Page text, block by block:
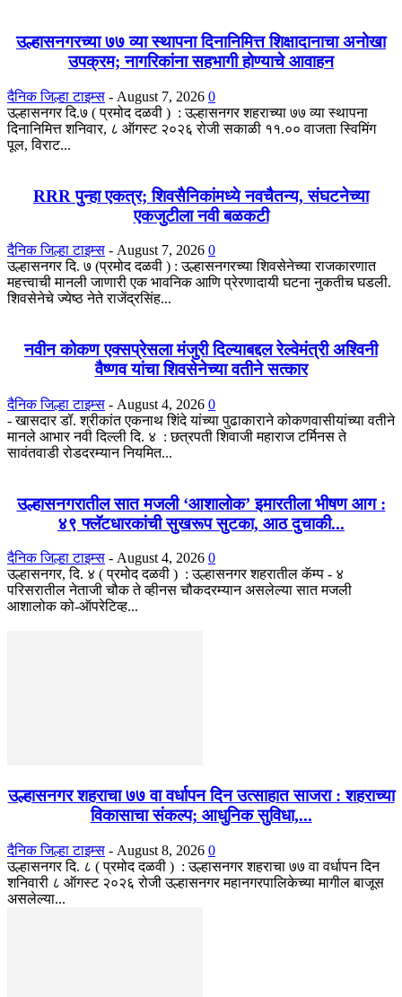
उल्हासनगरच्या ७७ व्या स्थापना दिनानिमित्त शिक्षादानाचा अनोखा
उपक्रम; नागरिकांना सहभागी होण्याचे आवाहन
दैनिक जिल्हा टाइम्स - August 7, 2026 0
उल्हासनगर दि.७ ( प्रमोद दळवी ) : उल्हासनगर शहराच्या ७७ व्या स्थापना
दिनानिमित्त शनिवार, ८ ऑगस्ट २०२६ रोजी सकाळी ११.०० वाजता स्विमिंग
पूल, विराट...
RRR पुन्हा एकत्र; शिवसैनिकांमध्ये नवचैतन्य, संघटनेच्या
एकजुटीला नवी बळकटी
दैनिक जिल्हा टाइम्स - August 7, 2026 0
उल्हासनगर दि. ७ (प्रमोद दळवी ) : उल्हासनगरच्या शिवसेनेच्या राजकारणात
महत्त्वाची मानली जाणारी एक भावनिक आणि प्रेरणादायी घटना नुकतीच घडली.
शिवसेनेचे ज्येष्ठ नेते राजेंद्रसिंह...
नवीन कोकण एक्सप्रेसला मंजुरी दिल्याबद्दल रेल्वेमंत्री अश्विनी
वैष्णव यांचा शिवसेनेच्या वतीने सत्कार
दैनिक जिल्हा टाइम्स - August 4, 2026 0
- खासदार डॉ. श्रीकांत एकनाथ शिंदे यांच्या पुढाकाराने कोकणवासीयांच्या वतीने
मानले आभार नवी दिल्ली दि. ४ : छत्रपती शिवाजी महाराज टर्मिनस ते
सावंतवाडी रोडदरम्यान नियमित...
उल्हासनगरातील सात मजली ‘आशालोक’ इमारतीला भीषण आग :
४९ फ्लॅटधारकांची सुखरूप सुटका, आठ दुचाकी...
दैनिक जिल्हा टाइम्स - August 4, 2026 0
उल्हासनगर, दि. ४ ( प्रमोद दळवी ) : उल्हासनगर शहरातील कॅम्प - ४
परिसरातील नेताजी चौक ते व्हीनस चौकदरम्यान असलेल्या सात मजली
आशालोक को-ऑपरेटिव्ह...
उल्हासनगर शहराचा ७७ वा वर्धापन दिन उत्साहात साजरा : शहराच्या
विकासाचा संकल्प; आधुनिक सुविधा,...
दैनिक जिल्हा टाइम्स - August 8, 2026 0
उल्हासनगर दि. ८ ( प्रमोद दळवी ) : उल्हासनगर शहराचा ७७ वा वर्धापन दिन
शनिवारी ८ ऑगस्ट २०२६ रोजी उल्हासनगर महानगरपालिकेच्या मागील बाजूस
असलेल्या...